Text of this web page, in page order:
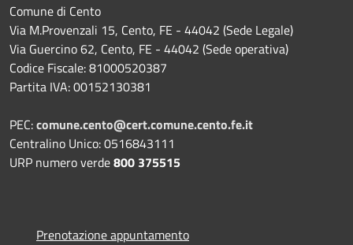
Comune di Cento
Via M.Provenzali 15, Cento, FE - 44042 (Sede Legale)
Via Guercino 62, Cento, FE - 44042 (Sede operativa)
Codice Fiscale: 81000520387
Partita IVA: 00152130381
PEC:comune.cento@cert.comune.cento.fe.it
Centralino Unico: 0516843111
URP numero verde800 375515
Prenotazione appuntamento